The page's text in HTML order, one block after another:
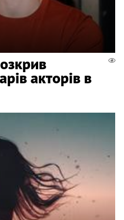
акторів в